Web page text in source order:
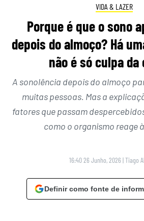
VIDA & LAZER
Porque é que o sono
depois do almoço? Há
não é só culpa da
A sonolência depois do almoço
muitas pessoas. Mas a
fatores que passam
como o organismo reage
16:40 26 Junho, 2026 |Tiago
Definir como fonte de